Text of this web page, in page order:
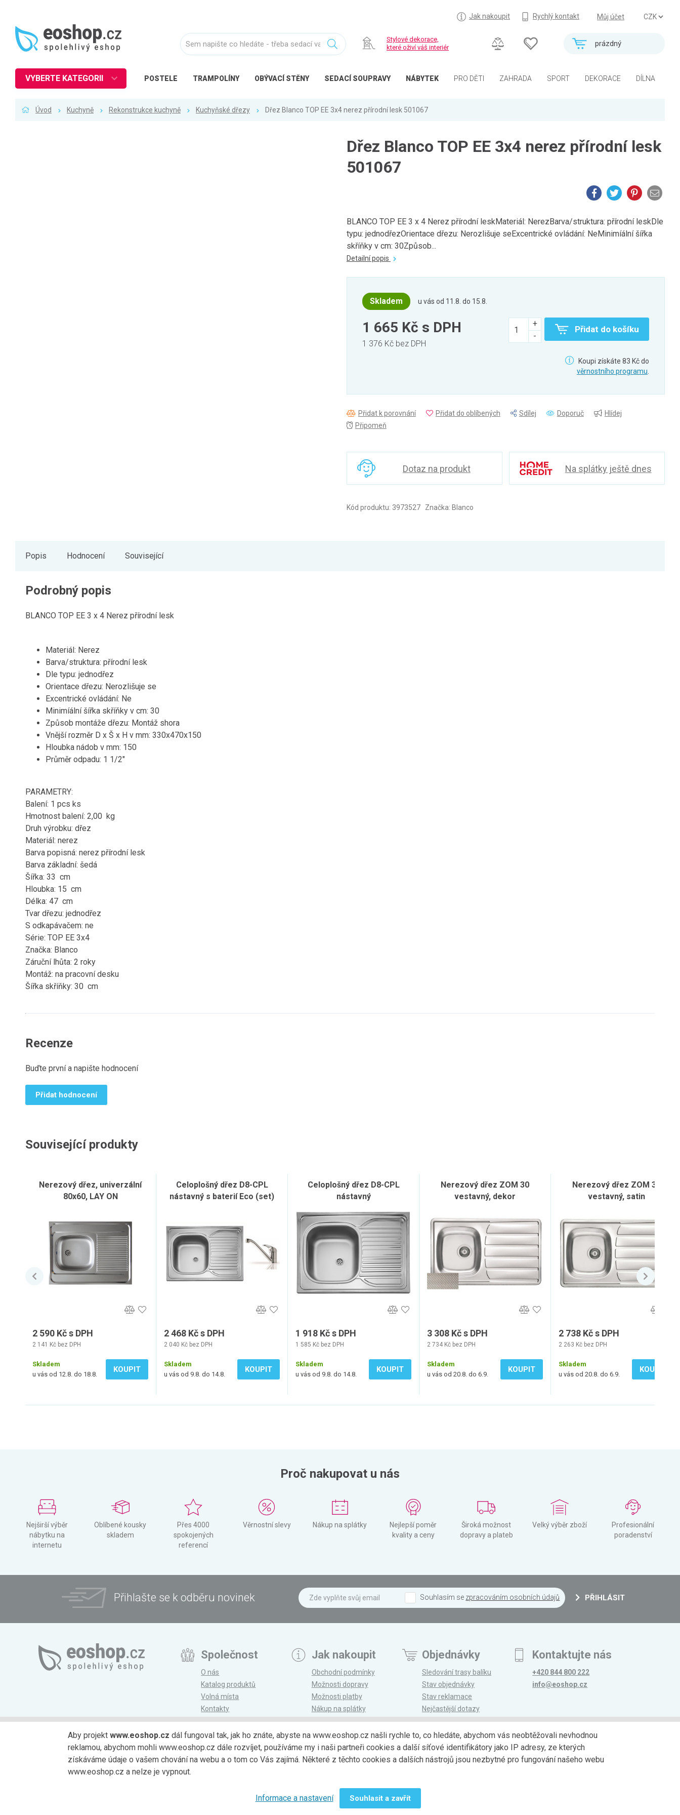
Můj účet
Jak nakoupit Rychlý kontakt
prázdný
Stylové dekorace,
které oživí váš interiér
POSTELE TRAMPOLÍNY OBÝVACÍ STĚNY SEDACÍ SOUPRAVY NÁBYTEK PRO DĚTI ZAHRADA SPORT DEKORACE DÍLNA
VYBERTE KATEGORII
Úvod Kuchyně Rekonstrukce kuchyně Kuchyňské dřezy Dřez Blanco TOP EE 3x4 nerez přírodní lesk 501067
Dřez Blanco TOP EE 3x4 nerez přírodní lesk
501067
BLANCO TOP EE 3 x 4 Nerez přírodní leskMateriál: NerezBarva/struktura: přírodní leskDle
typu: jednodřezOrientace dřezu: Nerozlišuje seExcentrické ovládání: NeMinimíální šířka
skříňky v cm: 30Způsob...
Detailní popis
Skladem u vás od 11.8. do 15.8.
1 665 Kč s DPH
1 376 Kč bez DPH
Přidat do košíku
Koupi získáte 83 Kč do
věrnostního programu
Přidat k porovnání Přidat do oblíbených Sdílej Doporuč
Hlídej
Připomeň
Dotaz na produkt Na splátky ještě dnes
Kód produktu: 3973527 Značka: Blanco
Popis Hodnocení Související
Podrobný popis
BLANCO TOP EE 3 x 4 Nerez přírodní lesk
Materiál: Nerez
Barva/struktura: přírodní lesk
Dle typu: jednodřez
Orientace dřezu: Nerozlišuje se
Excentrické ovládání: Ne
Minimíální šířka skříňky v cm: 30
Způsob montáže dřezu: Montáž shora
Vnější rozměr D x Š x H v mm: 330x470x150
Hloubka nádob v mm: 150
Průměr odpadu: 1 1/2"
PARAMETRY:
Balení: 1 pcs ks
Hmotnost balení: 2,00 kg
Druh výrobku: dřez
Materiál: nerez
Barva popisná: nerez přírodní lesk
Barva základní: šedá
Šířka: 33 cm
Hloubka: 15 cm
Délka: 47 cm
Tvar dřezu: jednodřez
S odkapávačem: ne
Série: TOP EE 3x4
Značka: Blanco
Záruční lhůta: 2 roky
Montáž: na pracovní desku
Šířka skříňky: 30 cm
Recenze
Buďte první a napište hodnocení
Přidat hodnocení
Související produkty
Nerezový dřez, univerzální
80x60, LAY ON
2 590 Kč s DPH
2 141 Kč bez DPH
Skladem
u vás od 12.8. do 18.8.
KOUPIT
Celoplošný dřez D8-CPL
nástavný s baterií Eco (set)
2 468 Kč s DPH
2 040 Kč bez DPH
Skladem
u vás od 9.8. do 14.8.
KOUPIT
Celoplošný dřez D8-CPL
nástavný
1 918 Kč s DPH
1 585 Kč bez DPH
Skladem
u vás od 9.8. do 14.8.
KOUPIT
Nerezový dřez ZOM 30
vestavný, dekor
3 308 Kč s DPH
2 734 Kč bez DPH
Skladem
u vás od 20.8. do 6.9.
KOUPIT
Nerezový dřez ZOM 30
vestavný, satin
2 738 Kč s DPH
2 263 Kč bez DPH
Skladem
u vás od 20.8. do 6.9.
KOUPIT
Proč nakupovat u nás
Nejširší výběr
nábytku na
internetu
Oblíbené kousky
skladem
Přes 4000
spokojených
referencí
Věrnostní slevy Nákup na splátky
Nejlepší poměr
kvality a ceny
Široká možnost
dopravy a plateb
Velký výběr zboží
Profesionální
poradenství
Přihlašte se k odběru novinek Souhlasím se zpracováním osobních údajů PŘIHLÁSIT
Společnost
O nás
Katalog produktů
Volná místa
Kontakty
Magazín
Jak nakoupit
Obchodní podmínky
Možnosti dopravy
Možnosti platby
Nákup na splátky
Reklamace a vrácení
Objednávky
Sledování trasy balíku
Stav objednávky
Stav reklamace
Nejčastější dotazy
Kontaktujte nás
+420 844 800 222
info@eoshop.cz
Možnosti platby Možnosti dopravy Partneři
Aby projektwww.eoshop.cz dál fungoval tak, jak ho znáte, abyste na www.eoshop.cz našli rychle to, co hledáte, abychom vás neobtěžovali nevhodnou
reklamou, abychom mohli www.eoshop.cz dále rozvíjet, používáme my i naši partneři cookies a další síťové identifikátory jako IP adresy, ze kterých
získáváme údaje o vašem chování na webu a o tom co Vás zajímá. Některé z těchto cookies a dalších nástrojů jsou nezbytné pro fungování našeho webu
www.eoshop.cz a nelze je vypnout.
Informace a nastavení Souhlasit a zavřít